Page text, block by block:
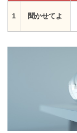
1 聞かせてよ